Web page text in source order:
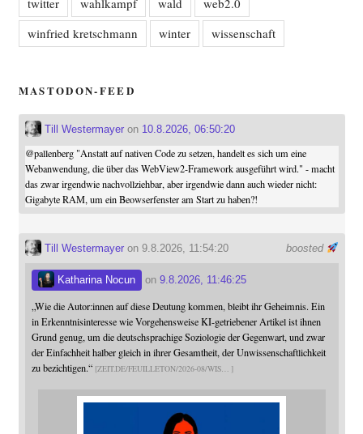
twitter
wahlkampf wald
web2.0
winfried kretschmann
winter wissenschaft
MASTODON-FEED
Till Westermayeron 10.8.2026, 06:50:20
@pallenberg"Anstatt auf nativen Code zu setzen, handelt es sich um eine
Webanwendung, die über das WebView2-Framework ausgeführt wird." - macht
das zwar irgendwie nachvollziehbar, aber irgendwie dann auch wieder nicht:
Gigabyte RAM, um ein Beowserfenster am Start zu haben?!
boosted
Till Westermayeron 9.8.2026, 11:54:20
Katharina Nocun on 9.8.2026, 11:46:25
„Wie die Autor:innen auf diese Deutung kommen, bleibt ihr Geheimnis. Ein
in Erkenntnisinteresse wie Vorgehensweise KI-getriebener Artikel ist ihnen
Grund genug, um die deutschsprachige Soziologie der Gegenwart, und zwar
der Einfachheit halber gleich in ihrer Gesamtheit, der Unwissenschaftlichkeit
zu bezichtigen.“ ZEIT.DE/FEUILLETON/2026-08/WIS